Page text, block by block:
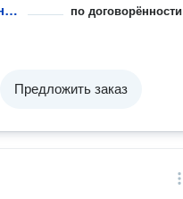
Депиляция сахаром (шугаринг): классическое бикини по договорённости
Предложить заказ